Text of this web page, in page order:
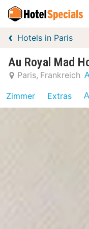
Hotels in Paris
Au Royal Mad
Paris Frankreich
Zimmer Extras